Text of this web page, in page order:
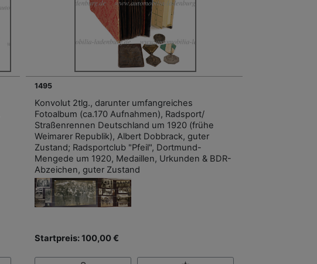
1495
Konvolut 2tlg., darunter umfangreiches
Fotoalbum (ca.170 Aufnahmen), Radsport/
Straßenrennen Deutschland um 1920 (frühe
Weimarer Republik), Albert Dobbrack, guter
Zustand; Radsportclub "Pfeil", Dortmund-
Mengede um 1920, Medaillen, Urkunden & BDR-
Abzeichen, guter Zustand
Startpreis: 100,00 €